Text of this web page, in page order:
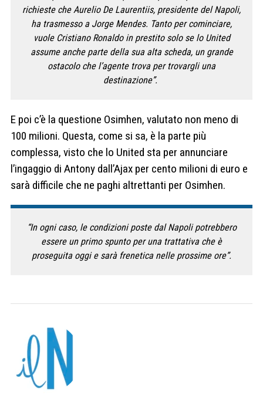
richieste che Aurelio De Laurentiis, presidente del Napoli,
ha trasmesso a Jorge Mendes. Tanto per cominciare,
vuole Cristiano Ronaldo in prestito solo se lo United
assume anche parte della sua alta scheda, un grande
ostacolo che l’agente trova per trovargli una
destinazione”.
E poi c’è la questione Osimhen, valutato non meno di
100 milioni. Questa, come si sa, è la parte più
complessa, visto che lo United sta per annunciare
l’ingaggio di Antony dall’Ajax per cento milioni di euro e
sarà difficile che ne paghi altrettanti per Osimhen.
“In ogni caso, le condizioni poste dal Napoli potrebbero
essere un primo spunto per una trattativa che è
proseguita oggi e sarà frenetica nelle prossime ore”.